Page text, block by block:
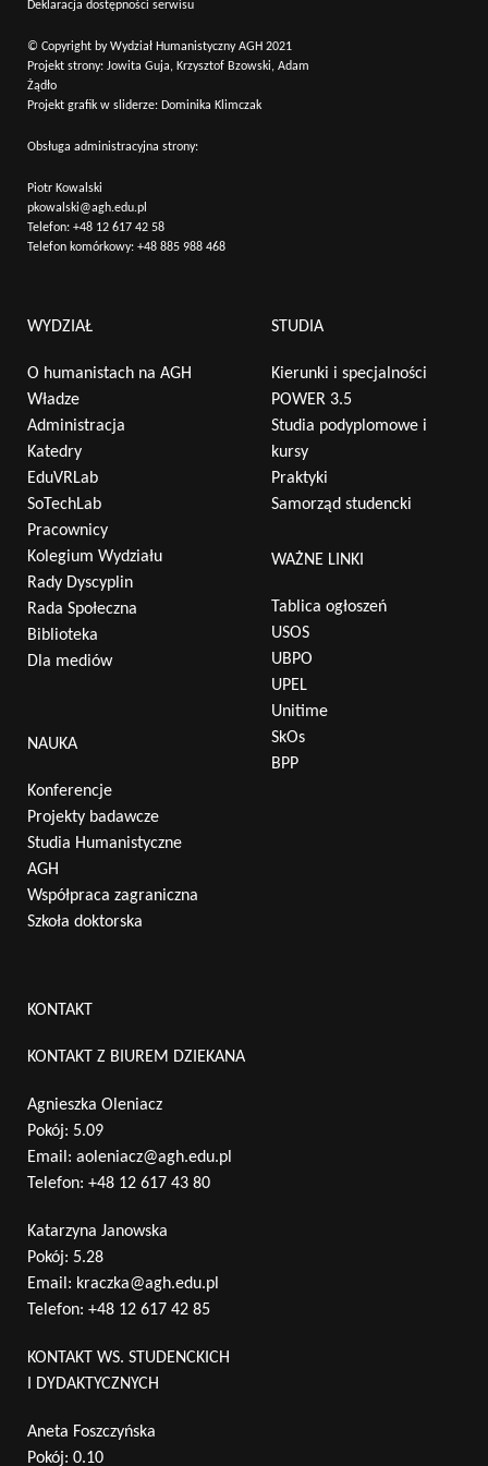
Deklaracja dostępności serwisu
© Copyright by Wydział Humanistyczny AGH 2021
Projekt strony: Jowita Guja, Krzysztof Bzowski, Adam
Żądło
Projekt grafik w sliderze: Dominika Klimczak
Obsługa administracyjna strony:
Piotr Kowalski
pkowalski@agh.edu.pl
Telefon: +48 12 617 42 58
Telefon komórkowy: +48 885 988 468
WYDZIAŁ
O humanistach na AGH
Władze
Administracja
Katedry
EduVRLab
SoTechLab
Pracownicy
Kolegium Wydziału
Rady Dyscyplin
Rada Społeczna
Biblioteka
Dla mediów
NAUKA
Konferencje
Projekty badawcze
Studia Humanistyczne
AGH
Współpraca zagraniczna
Szkoła doktorska
STUDIA
Kierunki i specjalności
POWER 3.5
Studia podyplomowe i
kursy
Praktyki
Samorząd studencki
WAŻNE LINKI
Tablica ogłoszeń
USOS
UBPO
UPEL
Unitime
SkOs
BPP
KONTAKT
KONTAKT Z BIUREM DZIEKANA
Agnieszka Oleniacz
Pokój: 5.09
Email: aoleniacz@agh.edu.pl
Telefon: +48 12 617 43 80
Katarzyna Janowska
Pokój: 5.28
Email: kraczka@agh.edu.pl
Telefon: +48 12 617 42 85
KONTAKT WS. STUDENCKICH
I DYDAKTYCZNYCH
Aneta Foszczyńska
Pokój: 0.10